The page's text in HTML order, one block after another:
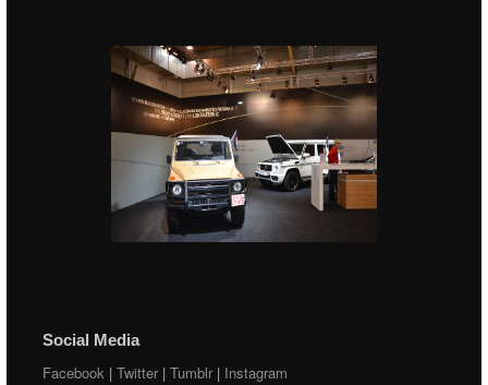
Social Media
Facebook |Twitter |Tumblr | Instagram